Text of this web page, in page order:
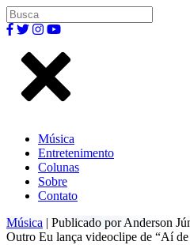
Música
Entretenimento
Colunas
Sobre
Contato
Música | Publicado por Anderson
Outro Eu lança videoclipe de “Aí